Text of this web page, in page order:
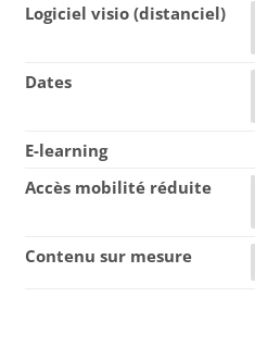
Logiciel visio (distanciel)
Dates
E-learning
Accès mobilité réduite
Contenu sur mesure